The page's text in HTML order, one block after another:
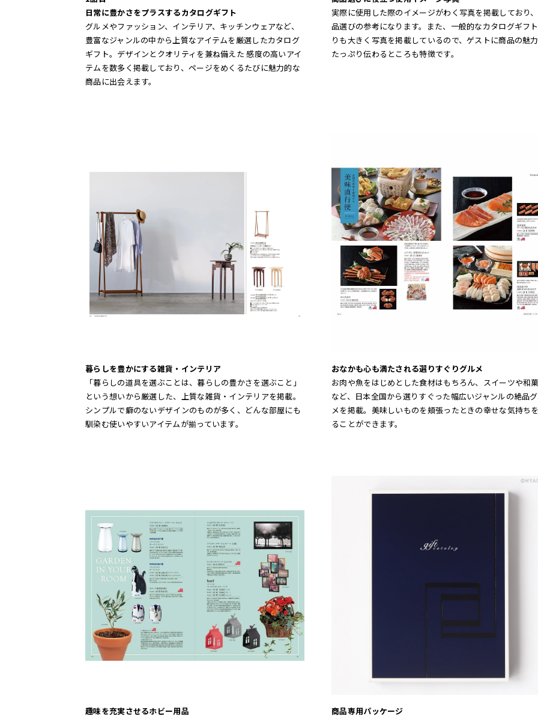
日常に豊かさをプラスするカタログギフト
グルメやファッション、インテリア、キッチンウェアなど、
豊富なジャンルの中から上質なアイテムを厳選したカタログ
ギフト。デザインとクオリティを兼ね備えた 感度の高いアイ
テムを数多く掲載しており、ページをめくるたびに魅力的な
商品に出会えます。
実際に使用した際のイメージがわく写真を掲載しており
品選びの参考になります。また、一般的なカタログギフ
りも大きく写真を掲載しているので、ゲストに商品の魅
たっぷり伝わるところも特徴です。
暮らしを豊かにする雑貨・インテリア
「暮らしの道具を選ぶことは、暮らしの豊かさを選ぶこと」
という想いから厳選した、上質な雑貨・インテリアを掲載。
シンプルで癖のないデザインのものが多く、どんな部屋にも
馴染む使いやすいアイテムが揃っています。
おなかも心も満たされる選りすぐりグルメ
お肉や魚をはじめとした食材はもちろん、スイーツや和
など、日本全国から選りすぐった幅広いジャンルの絶品
メを掲載。美味しいものを頬張ったときの幸せな気持ち
ることができます。
趣味を充実させるホビー用品 商品専用パッケージ